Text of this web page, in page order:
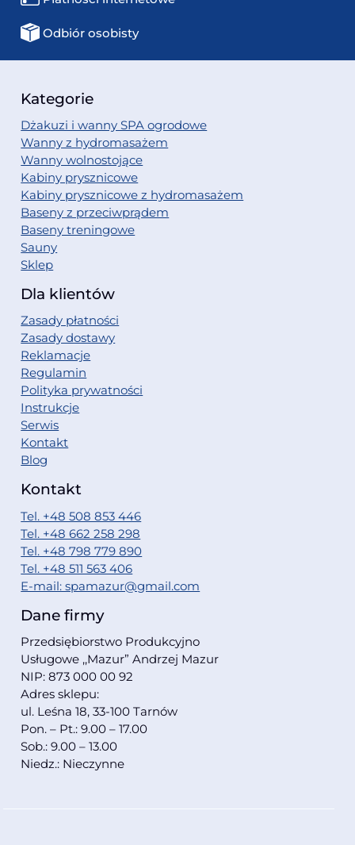
Odbiór osobisty
Kategorie
Dżakuzi i wanny SPA ogrodowe
Wanny z hydromasażem
Wanny wolnostojące
Kabiny prysznicowe
Kabiny prysznicowe z hydromasażem
Baseny z przeciwprądem
Baseny treningowe
Sauny
Sklep
Dla klientów
Zasady płatności
Zasady dostawy
Reklamacje
Regulamin
Polityka prywatności
Instrukcje
Serwis
Kontakt
Blog
Kontakt
Tel. +48 508 853 446
Tel. +48 662 258 298
Tel. +48 798 779 890
Tel. +48 511 563 406
E-mail: spamazur@gmail.com
Dane firmy
Przedsiębiorstwo Produkcyjno
Usługowe ,,Mazur” Andrzej Mazur
NIP: 873 000 00 92
Adres sklepu:
ul. Leśna 18, 33-100 Tarnów
Pon. – Pt.: 9.00 – 17.00
Sob.: 9.00 – 13.00
Niedz.: Nieczynne